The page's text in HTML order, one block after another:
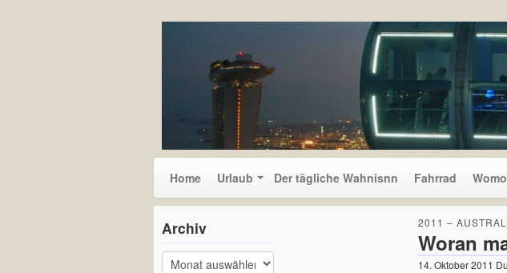
Home Urlaub Der tägliche Wahnisnn Fahrrad
2011 –
Woran
14. Oktober 2011
Archiv